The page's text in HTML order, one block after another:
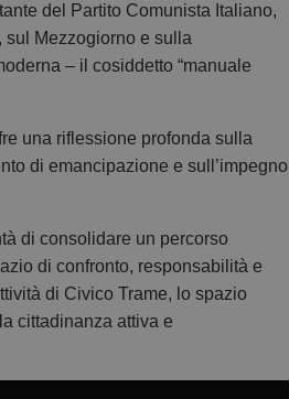
del Partito Comunista Italiano,
sul Mezzogiorno e sulla
– il cosiddetto “manuale
una riflessione profonda sulla
di emancipazione e sull’impegno
di consolidare un percorso
di confronto, responsabilità e
di Civico Trame, lo spazio
cittadinanza attiva e